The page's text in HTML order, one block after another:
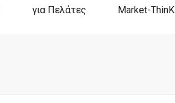
για Πελάτες Market-ThinK